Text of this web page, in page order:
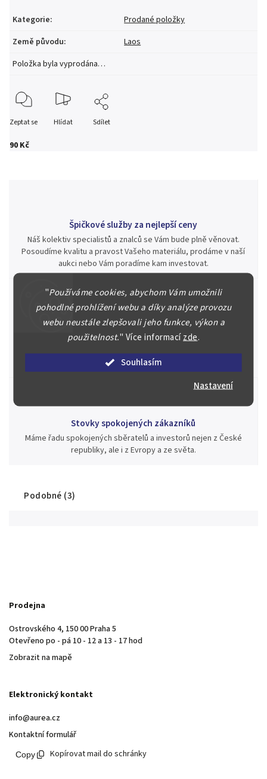
"Používáme cookies, abychom Vám umožnili
pohodlné prohlížení webu a díky analýze provozu
webu neustále zlepšovali jeho funkce, výkon a
použitelnost." Více informacízde.
Souhlasím
Nastavení
90 Kč
Kategorie:
Prodané položky
Země původu:
Laos
Položka byla vyprodána…
Zeptat se Hlídat Sdílet
Špičkové služby za nejlepší ceny
Náš kolektiv specialistů a znalců se Vám bude plně věnovat.
Posoudíme kvalitu a pravost Vašeho materiálu, prodáme v naší
aukci nebo Vám poradíme kam investovat.
Jsme zde pro Vás nepřetržitě již od roku 2000
Během té doby jsme v našich aukcích prodali významné sbírky i
jednotlivé kusy unikátních mincí, bankovek, řádů a vyznamenání
za rekordní ceny.
Stovky spokojených zákazníků
Máme řadu spokojených sběratelů a investorů nejen z České
republiky, ale i z Evropy a ze světa.
Podobné (3)
Prodejna
Ostrovského 4, 150 00 Praha 5
Otevřeno po - pá 10 - 12 a 13 - 17 hod
Zobrazit na mapě
Elektronický kontakt
info@aurea.cz
Kontaktní formulář
Kopírovat mail do schránky